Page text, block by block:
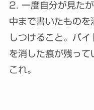
2. 一度自分が見た
中まで書いたものを
しつけること。バ
を消した痕が残って
これ。